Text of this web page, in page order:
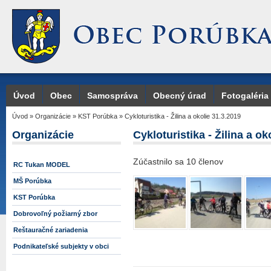
Úvod Obec Samospráva Obecný úrad Fotogaléria
Úvod » Organizácie » KST Porúbka » Cykloturistika - Žilina a okolie 31.3.2019
Organizácie
RC Tukan MODEL
MŠ Porúbka
KST Porúbka
Dobrovoľný požiarný zbor
Reštauračné zariadenia
Podnikateľské subjekty v obci
Cykloturistika - Žilina a
Zúčastnilo sa 10 členov